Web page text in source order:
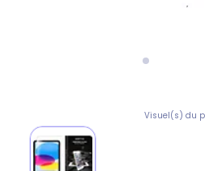
Visuel(s) du